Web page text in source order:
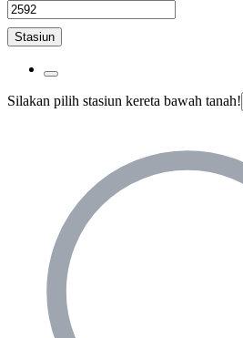
Stasiun
Silakan pilih stasiun kereta bawah tanah!